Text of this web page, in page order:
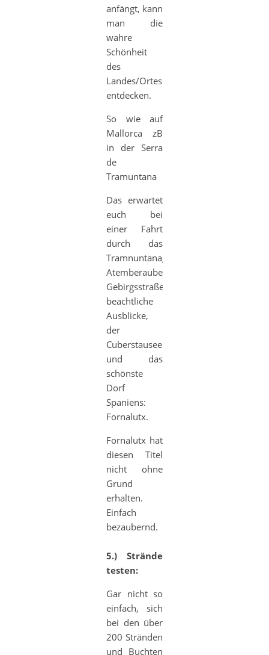
anfängt, kann
man die
wahre
Schönheit
des
Landes/Ortes
entdecken.
So wie auf
Mallorca zB
in der Serra
de
Tramuntana
Das erwartet
euch bei
einer Fahrt
durch das
Tramnuntanagebirge:
Atemberaubende
Gebirgsstraßen,
beachtliche
Ausblicke,
der
Cuberstausee
und das
schönste
Dorf
Spaniens:
Fornalutx.
Fornalutx hat
diesen Titel
nicht ohne
Grund
erhalten.
Einfach
bezaubernd.
5.) Strände
testen:
Gar nicht so
einfach, sich
bei den über
200 Stränden
und Buchten